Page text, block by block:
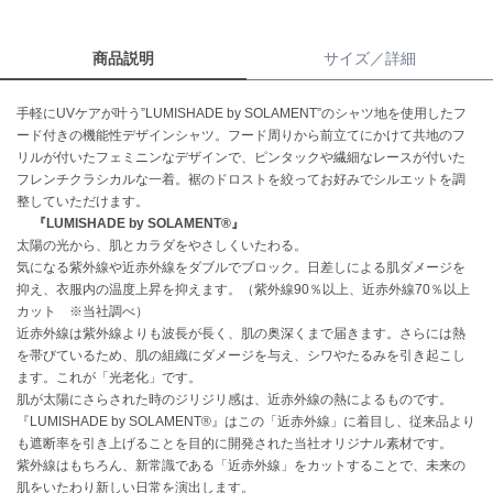
Clarks Premium
クラークス
CODE A
コードエー
コール ハーン
CONVERSE
コンバース
DANSKIN
ダンスキン
商品説明 サイズ／詳細
手軽にUVケアが叶う”LUMISHADE by SOLAMENT”のシャツ地を使用したフ
ード付きの機能性デザインシャツ。フード周りから前立てにかけて共地のフ
リルが付いたフェミニンなデザインで、ピンタックや繊細なレースが付いた
フレンチクラシカルな一着。裾のドロストを絞ってお好みでシルエットを調
整していただけます。
『LUMISHADE by SOLAMENT®』
太陽の光から、肌とカラダをやさしくいたわる。
気になる紫外線や近赤外線をダブルでブロック。日差しによる肌ダメージを
抑え、衣服内の温度上昇を抑えます。（紫外線90％以上、近赤外線70％以上
カット ※当社調べ）
近赤外線は紫外線よりも波長が長く、肌の奥深くまで届きます。さらには熱
を帯びているため、肌の組織にダメージを与え、シワやたるみを引き起こし
ます。これが「光老化」です。
肌が太陽にさらされた時のジリジリ感は、近赤外線の熱によるものです。
『LUMISHADE by SOLAMENT®』はこの「近赤外線」に着目し、従来品より
も遮断率を引き上げることを目的に開発された当社オリジナル素材です。
紫外線はもちろん、新常識である「近赤外線」をカットすることで、未来の
肌をいたわり新しい日常を演出します。